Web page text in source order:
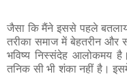
जैसा कि मैंने इससे पहले
तरीका समाज में बेहतरीन और
भविष्‍य निस्‍संदेह आलोकमय
तनिक सी भी शंका नहीं है। इसमें